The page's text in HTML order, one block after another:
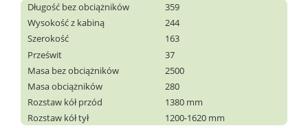
Długość bez obciążników
359
Wysokość z kabiną
244
Szerokość
163
Prześwit
37
Masa bez obciążników
2500
Masa obciążników
280
Rozstaw kół przód
1380 mm
Rozstaw kół tył
1200-1620 mm